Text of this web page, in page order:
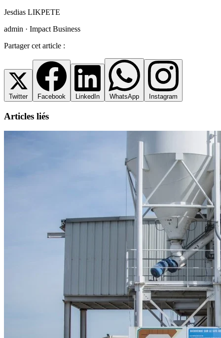
Jesdias LIKPETE
admin · Impact Business
Partager cet article :
Twitter Facebook LinkedIn WhatsApp Instagram
Articles liés